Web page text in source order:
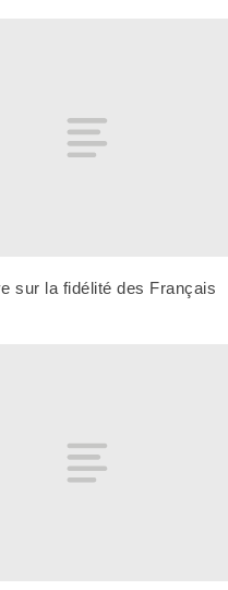
sur la fidélité des Français